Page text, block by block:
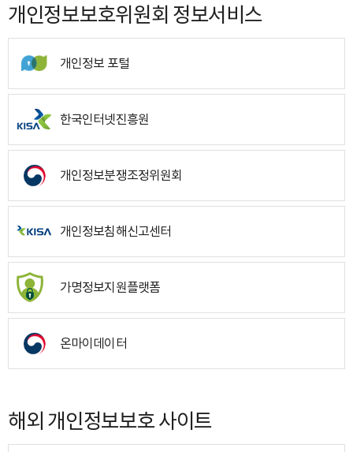
개인정보보호위원회 정보서비스
개인정보 포털
한국인터넷진흥원
개인정보분쟁조정위원회
개인정보침해신고센터
가명정보지원플랫폼
온마이데이터
해외 개인정보보호 사이트